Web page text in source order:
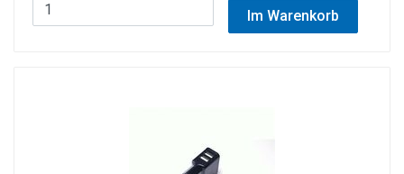
Im Warenkorb